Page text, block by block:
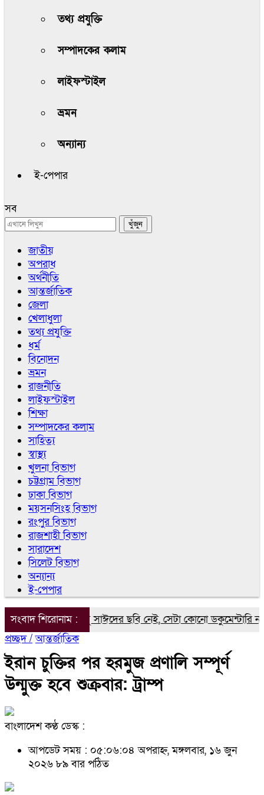
তথ্য প্রযুক্তি
সম্পাদকের কলাম
লাইফস্টাইল
ভ্রমন
অন্যান্য
ই-পেপার
সব
জাতীয়
অপরাধ
অর্থনীতি
আন্তর্জাতিক
জেলা
খেলাধুলা
তথ্য প্রযুক্তি
ধর্ম
বিনোদন
ভ্রমন
রাজনীতি
লাইফস্টাইল
শিক্ষা
সম্পাদকের কলাম
সাহিত্য
স্বাস্থ্য
খুলনা বিভাগ
চট্টগ্রাম বিভাগ
ঢাকা বিভাগ
ময়সনসিংহ বিভাগ
রংপুর বিভাগ
রাজশাহী বিভাগ
সারাদেশ
সিলেট বিভাগ
অন্যান্য
ই-পেপার
সংবাদ শিরোনাম :আবু সাঈদের ছবি নেই, সেটা কোনো ডকুমেন্টারি নয়:
প্রচ্ছদ / আন্তর্জাতিক
ইরান চুক্তির পর হরমুজ প্রণালি সম্পূর্ণ
উন্মুক্ত হবে শুক্রবার: ট্রাম্প
বাংলাদেশ কণ্ঠ ডেস্ক :
আপডেট সময় : ০৫:০৬:০৪ অপরাহ্ন, মঙ্গলবার, ১৬ জুন
২০২৬ ৮৯ বার পঠিত